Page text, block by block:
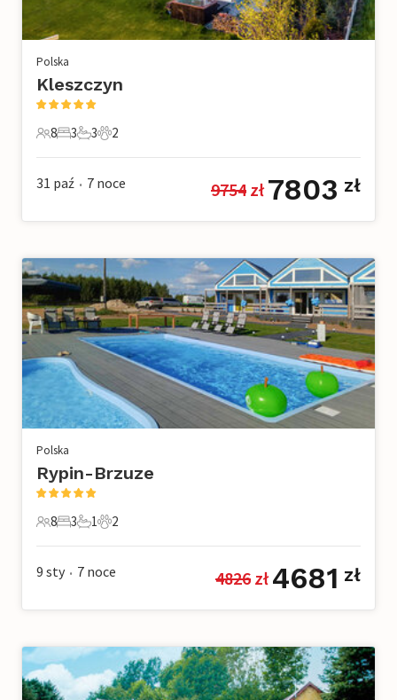
Polska
Kleszczyn
8 Goście
8
3 Sypialnie
3
3 Łazienki
3
2 Zwierzęta domowe
2
31 paź • 7 noce 9754 zł 7803 zł
Polska
Rypin-Brzuze
8 Goście
8
3 Sypialnie
3
1 Łazienka
1
2 Zwierzęta domowe
2
9 sty • 7 noce 4826 zł 4681 zł